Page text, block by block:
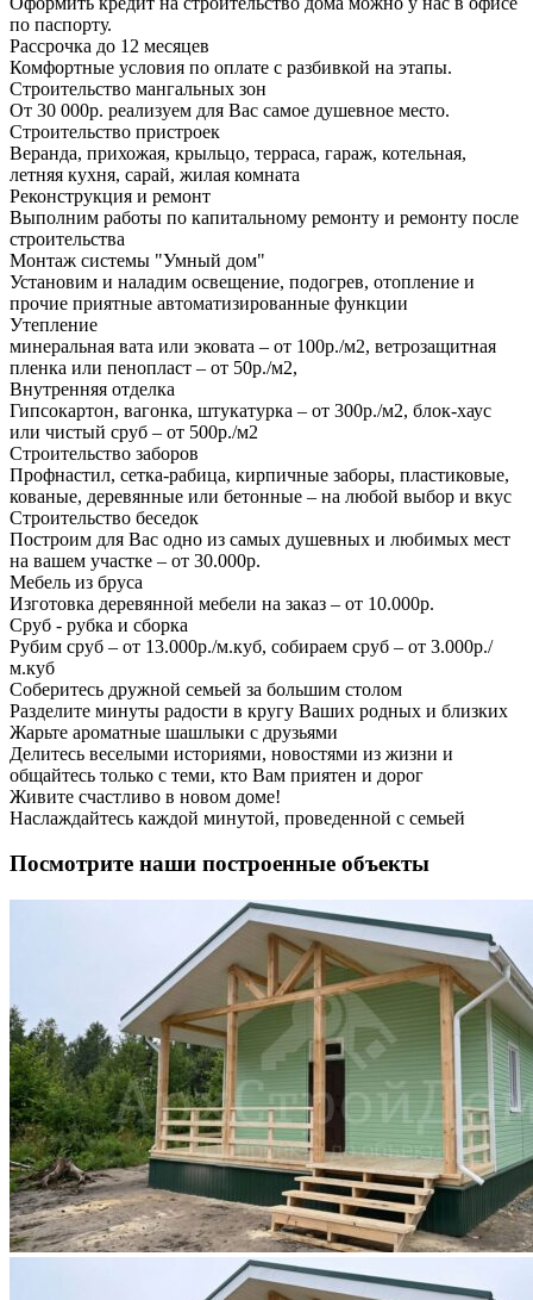
по паспорту.
Рассрочка до 12 месяцев
Комфортные условия по оплате с разбивкой на этапы.
Строительство мангальных зон
От 30 000р. реализуем для Вас самое душевное место.
Строительство пристроек
Веранда, прихожая, крыльцо, терраса, гараж, котельная,
летняя кухня, сарай, жилая комната
Реконструкция и ремонт
Выполним работы по капитальному ремонту и ремонту после
строительства
Монтаж системы "Умный дом"
Установим и наладим освещение, подогрев, отопление и
прочие приятные автоматизированные функции
Утепление
минеральная вата или эковата – от 100р./м2, ветрозащитная
пленка или пенопласт – от 50р./м2,
Внутренняя отделка
Гипсокартон, вагонка, штукатурка – от 300р./м2, блок-хаус
или чистый сруб – от 500р./м2
Строительство заборов
Профнастил, сетка-рабица, кирпичные заборы, пластиковые,
кованые, деревянные или бетонные – на любой выбор и вкус
Строительство беседок
Построим для Вас одно из самых душевных и любимых мест
на вашем участке – от 30.000р.
Мебель из бруса
Изготовка деревянной мебели на заказ – от 10.000р.
Сруб - рубка и сборка
Рубим сруб – от 13.000р./м.куб, собираем сруб – от 3.000р./
м.куб
Соберитесь дружной семьей за большим столом
Разделите минуты радости в кругу Ваших родных и близких
Жарьте ароматные шашлыки с друзьями
Делитесь веселыми историями, новостями из жизни и
общайтесь только с теми, кто Вам приятен и дорог
Живите счастливо в новом доме!
Наслаждайтесь каждой минутой, проведенной с семьей
Посмотрите наши построенные объекты